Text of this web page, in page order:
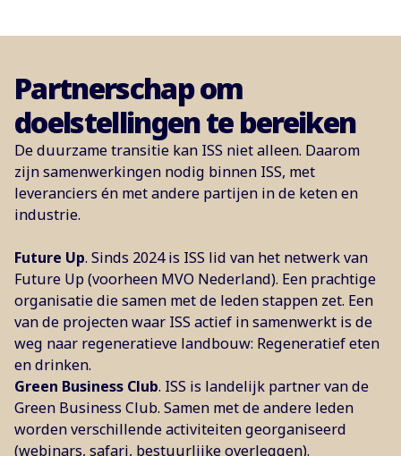
Partnerschap om
doelstellingen te bereiken
De duurzame transitie kan ISS niet alleen. Daarom
zijn samenwerkingen nodig binnen ISS, met
leveranciers én met andere partijen in de keten en
industrie.
Future Up. Sinds 2024 is ISS lid van het netwerk van
Future Up (voorheen MVO Nederland). Een prachtige
organisatie die samen met de leden stappen zet. Een
van de projecten waar ISS actief in samenwerkt is de
weg naar regeneratieve landbouw: Regeneratief eten
en drinken.
Green Business Club. ISS is landelijk partner van de
Green Business Club. Samen met de andere leden
worden verschillende activiteiten georganiseerd
(webinars, safari, bestuurlijke overleggen).